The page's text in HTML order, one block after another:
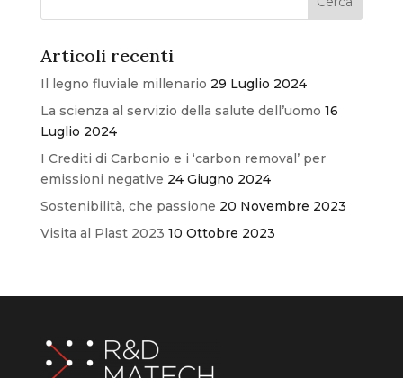
Articoli recenti
Il legno fluviale millenario 29 Luglio 2024
La scienza al servizio della salute dell’uomo 16
Luglio 2024
I Crediti di Carbonio e i ‘carbon removal’ per
emissioni negative 24 Giugno 2024
Sostenibilità, che passione 20 Novembre 2023
Visita al Plast 2023 10 Ottobre 2023